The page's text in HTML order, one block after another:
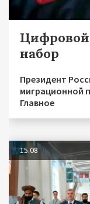
Цифровой
набор
Президент
миграционной
Главное
15.08